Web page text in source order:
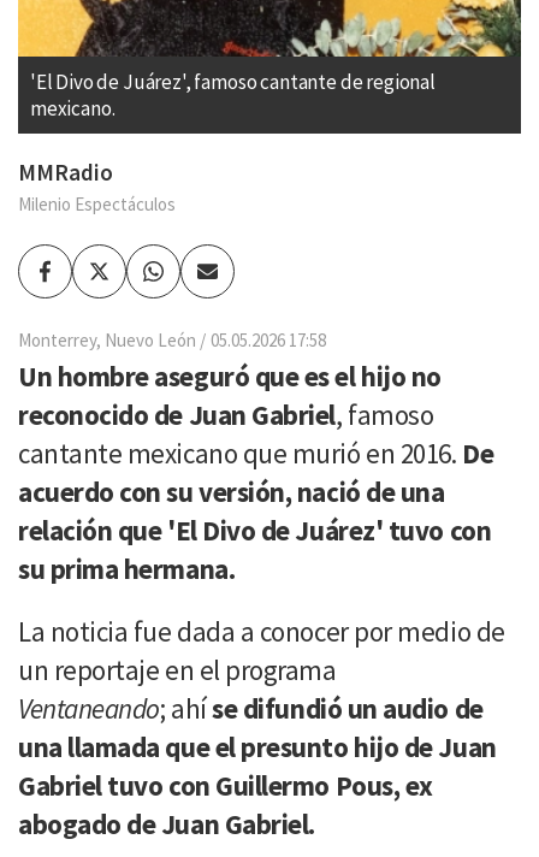
'El Divo de Juárez', famoso cantante de regional
mexicano.
MMRadio
Milenio Espectáculos
FacebookTwitterWhatsapp
Enviar
por
Monterrey, Nuevo León 05.05.2026 17:58
Un hombre aseguró que es el hijo no
reconocido de Juan Gabriel, famoso
cantante mexicano que murió en 2016. De
acuerdo con su versión, nació de una
relación que 'El Divo de Juárez' tuvo con
su prima hermana.
La noticia fue dada a conocer por medio de
un reportaje en el programa
Ventaneando; ahíse difundió un audio de
una llamada que el presunto hijo de Juan
Gabriel tuvo con Guillermo Pous, ex
abogado de Juan Gabriel.